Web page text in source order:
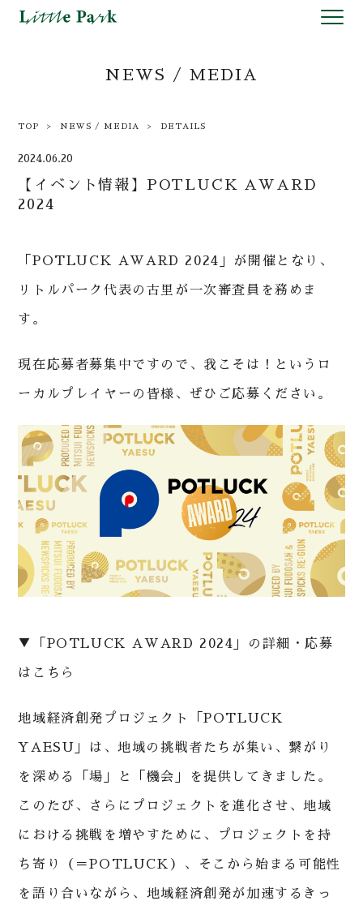
NEWS / MEDIA
TOP NEWS / MEDIA DETAILS
2024.06.20
【イベント情報】POTLUCK AWARD
2024
「POTLUCK AWARD 2024」が開催となり、
リトルパーク代表の古里が一次審査員を務めま
す。
現在応募者募集中ですので、我こそは！というロ
ーカルプレイヤーの皆様、ぜひご応募ください。
▼「POTLUCK AWARD 2024」の詳細・応募
はこちら
地域経済創発プロジェクト「POTLUCK
YAESU」は、地域の挑戦者たちが集い、繋がり
を深める「場」と「機会」を提供してきました。
このたび、さらにプロジェクトを進化させ、地域
における挑戦を増やすために、プロジェクトを持
ち寄り（＝POTLUCK）、そこから始まる可能性
を語り合いながら、地域経済創発が加速するきっ